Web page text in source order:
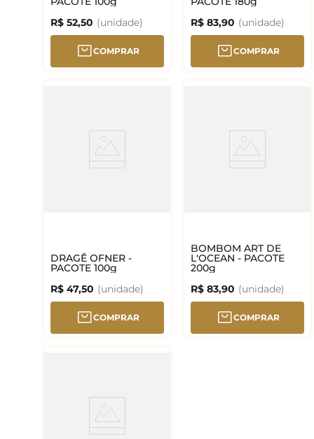
R$ 52,50
COMPRAR
R$ 83,90
COMPRAR
DRAGÊ OFNER -
PACOTE 100g
R$ 47,50
COMPRAR
BOMBOM ART DE
L'OCEAN - PACOTE
200g
R$ 83,90
COMPRAR